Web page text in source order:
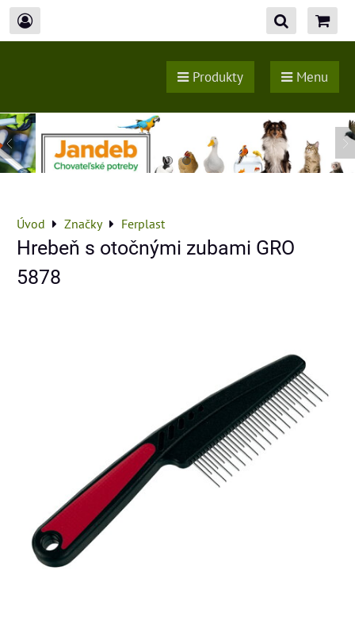
Produkty Menu
Úvod Značky Ferplast
Hrebeň s otočnými zubami GRO
5878